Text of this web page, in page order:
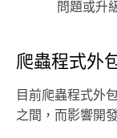
問題或升
爬蟲程式外
目前爬蟲程式外
之間，而影響開